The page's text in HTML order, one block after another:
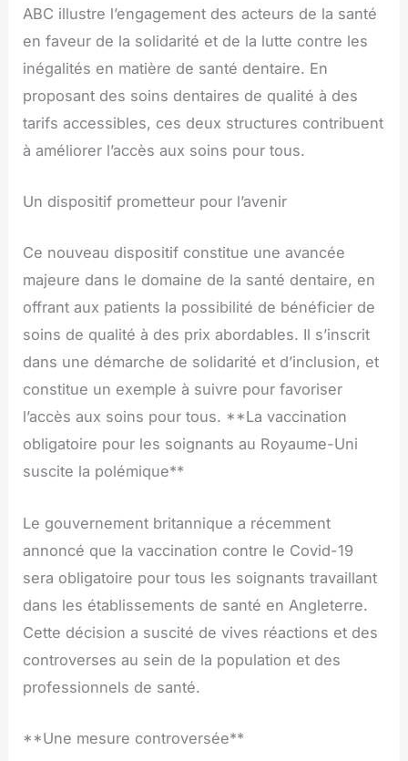
ABC illustre l’engagement des acteurs de la santé
en faveur de la solidarité et de la lutte contre les
inégalités en matière de santé dentaire. En
proposant des soins dentaires de qualité à des
tarifs accessibles, ces deux structures contribuent
à améliorer l’accès aux soins pour tous.
Un dispositif prometteur pour l’avenir
Ce nouveau dispositif constitue une avancée
majeure dans le domaine de la santé dentaire, en
offrant aux patients la possibilité de bénéficier de
soins de qualité à des prix abordables. Il s’inscrit
dans une démarche de solidarité et d’inclusion, et
constitue un exemple à suivre pour favoriser
l’accès aux soins pour tous. **La vaccination
obligatoire pour les soignants au Royaume-Uni
suscite la polémique**
Le gouvernement britannique a récemment
annoncé que la vaccination contre le Covid-19
sera obligatoire pour tous les soignants travaillant
dans les établissements de santé en Angleterre.
Cette décision a suscité de vives réactions et des
controverses au sein de la population et des
professionnels de santé.
**Une mesure controversée**